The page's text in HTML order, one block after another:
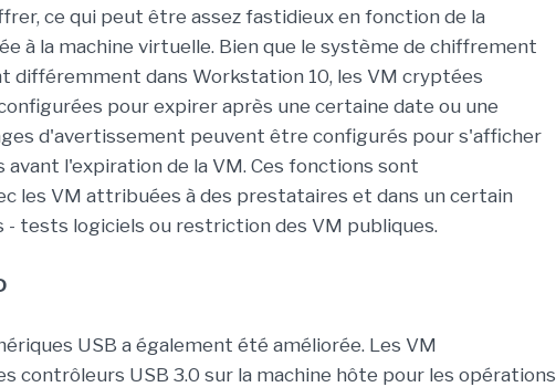
ce qui peut être assez fastidieux en fonction de la
à la machine virtuelle. Bien que le système de chiffrement
différemment dans Workstation 10, les VM cryptées
pour expirer après une certaine date ou une
d'avertissement peuvent être configurés pour s'afficher
avant l'expiration de la VM. Ces fonctions sont
les VM attribuées à des prestataires et dans un certain
- tests logiciels ou restriction des VM publiques.
USB a également été améliorée. Les VM
contrôleurs USB 3.0 sur la machine hôte pour les opérations